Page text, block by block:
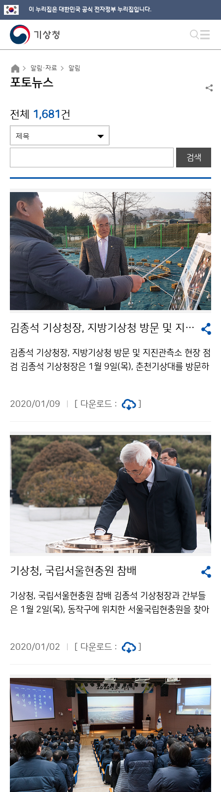
이 누리집은 대한민국 공식 전자정부 누리집입니다.
알림·자료 알림
포토뉴스
전체 1,681건
검색
김종석 기상청장, 지방기상청 방문 및 지진관측소 현장 점검
김종석 기상청장, 지방기상청 방문 및 지진관측소 현장 점
검 김종석 기상청장은 1월 9일(목), 춘천기상대를 방문하
니다.
2020/01/09 [ 다운로드 :
기상청, 국립서울현충원 참배
기상청, 국립서울현충원 참배 김종석 기상청장과 간부들
은 1월 2일(목), 동작구에 위치한 서울국립현충원을 찾아
2020/01/02
[ 다운로드 :